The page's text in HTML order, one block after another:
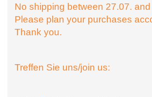
No shipping between 27.07.
Please plan your purchases
Thank you.
Treffen Sie uns/join us: